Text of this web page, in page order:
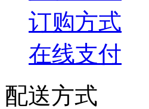
订购方式
在线支付
配送方式